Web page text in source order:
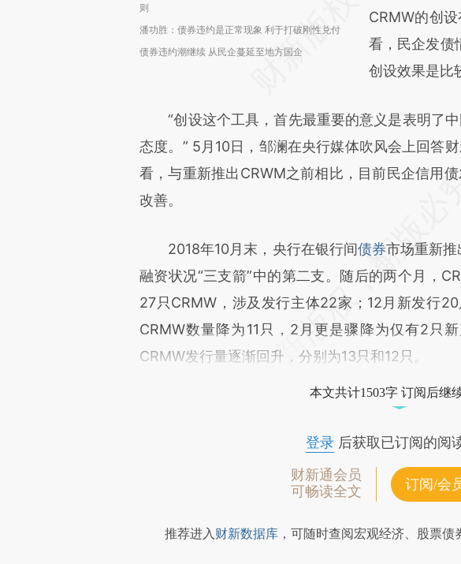
则
潘功胜：债券违约是正常现象 利于打破刚性兑付
债券违约潮继续 从民企蔓延至地方国企
CRMW的创
看，民企发债
创设效果是比
“创设这个工具，首先最重要的意义是表明了中
态度。” 5月10日，邹澜在央行媒体吹风会上回答
看，与重新推出CRWM之前相比，目前民企信用
改善。
2018年10月末，央行在银行间债券市场重新
融资状况“三支箭”中的第二支。随后的两个月，
27只CRMW，涉及发行主体22家；12月新发行
CRMW数量降为11只，2月更是骤降为仅有2只
CRMW发行量逐渐回升，分别为13只和12只。
本文共计1503字 订阅后继
登录后获取已订阅的阅
财新通会员
可畅读全文
订阅/会
推荐进入财新数据库 ，可随时查阅宏观经济、股票债